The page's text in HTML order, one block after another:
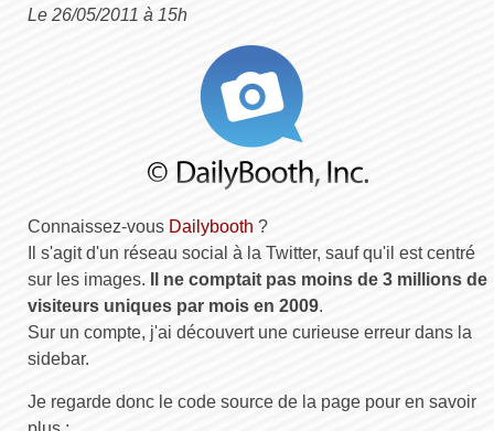
Le 26/05/2011 à 15h
Connaissez-vous Dailybooth ?
Il s'agit d'un réseau social à la Twitter, sauf qu'il est centré
sur les images.
Il ne comptait pas moins de 3 millions de
visiteurs uniques par mois en 2009.
Sur un compte, j'ai découvert une curieuse erreur dans la
sidebar.
Je regarde donc le code source de la page pour en savoir